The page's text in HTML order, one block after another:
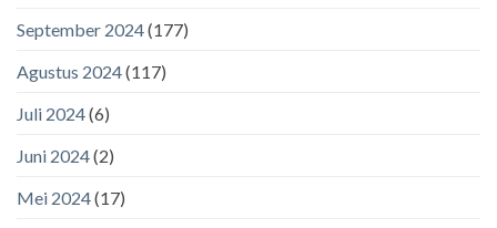
September 2024(177)
Agustus 2024(117)
Juli 2024(6)
Juni 2024(2)
Mei 2024(17)